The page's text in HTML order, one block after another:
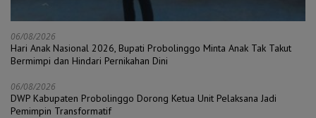
06/08/2026
Hari Anak Nasional 2026, Bupati Probolinggo Minta Anak Tak Takut
Bermimpi dan Hindari Pernikahan Dini
06/08/2026
DWP Kabupaten Probolinggo Dorong Ketua Unit Pelaksana Jadi
Pemimpin Transformatif